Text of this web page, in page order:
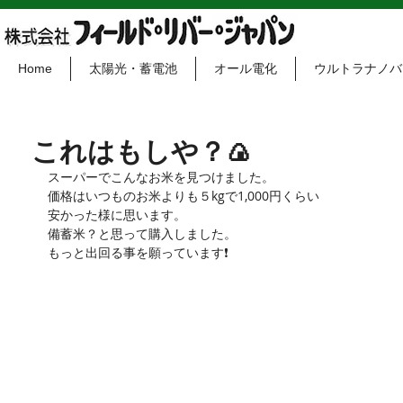
Home 太陽光・蓄電池 オール電化 ウルトラナノ
これはもしや？🍙
スーパーでこんなお米を見つけました。
価格はいつものお米よりも５kgで1,000円くらい
安かった様に思います。
備蓄米？と思って購入しました。
もっと出回る事を願っています❗